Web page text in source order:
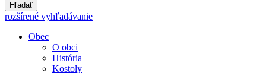
Hľadať
rozšírené vyhľadávanie
Obec
O obci
História
Kostoly